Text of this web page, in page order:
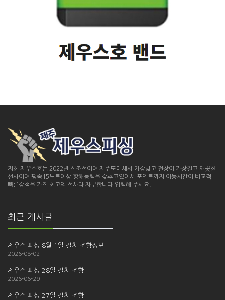
저희 제우스호는 2022년 신조선이며 제주도에세서 가장넓고 전장이 가장길고 깨끗한
선사이며 평속15노트이상 항해능력을 갖추고있어서 포인트까지 이동시간이 비교적
빠른장점을 가진 최고의 선사라 자부합니다 입력해 주세요.
최근 게시글
제우스 피싱 8월 1일 갈치 조황정보
2026-08-02
제우스 피싱 28일 갈치 조황
2026-06-29
제우스 피싱 27일 갈치 조황